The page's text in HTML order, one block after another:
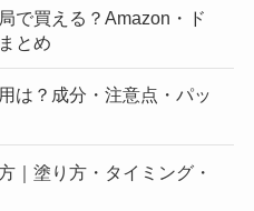
で買える？Amazon・ド
とめ
は？成分・注意点・パッ
｜塗り方・タイミング・